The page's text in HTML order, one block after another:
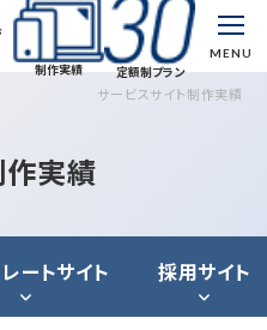
制作実績
定額制プラン
MENU
サービスサイト制作実績
作実績
ートサイト 採用サイト